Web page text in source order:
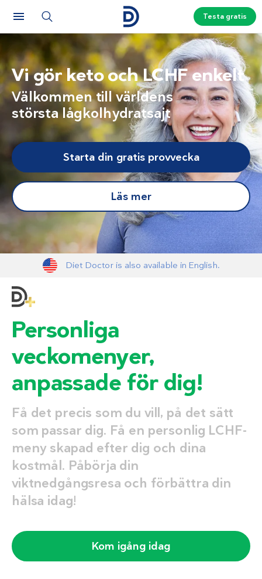
Testa gratis
Vi gör keto och LCHF enkelt
Välkommen till världens
största lågkolhydratsajt
Starta din gratis provvecka
Läs mer
Diet Doctor is also available in English.
Personliga
veckomenyer,
anpassade för dig!
Få det precis som du vill, på det sätt
som passar dig. Få en personlig LCHF-
meny skapad efter dig och dina
kostmål. Påbörja din
viktnedgångsresa och förbättra din
hälsa idag!
Kom igång idag